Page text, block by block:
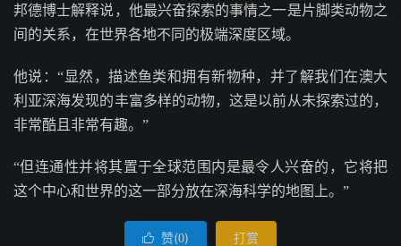
邦德博士解释说，他最兴奋探索的事情之一是片脚类动物之
间的关系，在世界各地不同的极端深度区域。
他说：“显然，描述鱼类和拥有新物种，并了解我们在澳大
利亚深海发现的丰富多样的动物，这是以前从未探索过的，
非常酷且非常有趣。”
“但连通性并将其置于全球范围内是最令人兴奋的，它将把
这个中心和世界的这一部分放在深海科学的地图上。”
 赞(0) 打赏